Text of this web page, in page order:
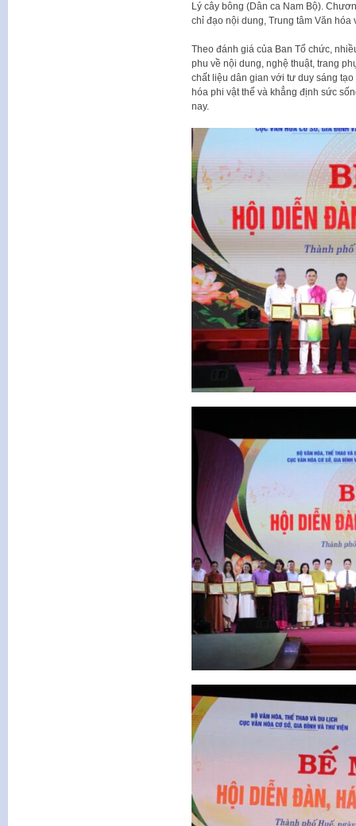
Lý cây bông (Dân ca Nam Bộ).
chỉ đạo nội dung, Trung tâm Văn
Theo đánh giá của Ban Tổ chức,
phu về nội dung, nghệ thuật, trang
chất liệu dân gian với tư duy sáng
hóa phi vật thể và khẳng định sức
nay.